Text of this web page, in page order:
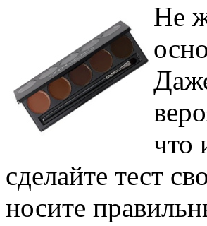
Не
что
сделайте тест
носите